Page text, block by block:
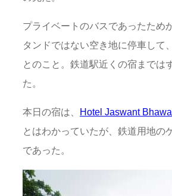
プライベートのバスであったため
タンドではない空き地に停車して
とのこと。鉄道駅近くの宿までは
た。
本日の宿は、 Hotel Jaswant
とはわかっていたが、鉄道用地の
であった。